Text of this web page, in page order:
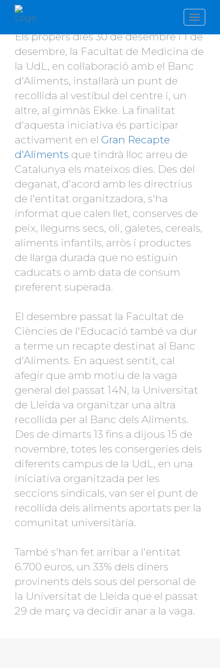
Els propers dies 30 de desembre i 1 de
desembre, la Facultat de Medicina de
la UdL, en col·laboració amb el Banc
d'Aliments, instal·larà un punt de
recollida al vestíbul del centre i, un
altre, al gimnàs Ekke. La finalitat
d'aquesta iniciativa és participar
activament en el Gran Recapte
d'Aliments que tindrà lloc arreu de
Catalunya els mateixos dies. Des del
deganat, d'acord amb les directrius
de l'entitat organitzadora, s'ha
informat que calen llet, conserves de
peix, llegums secs, oli, galetes, cereals,
aliments infantils, arròs i productes
de llarga durada que no estiguin
caducats o amb data de consum
preferent superada.
El desembre passat la Facultat de
Ciències de l'Educació també va dur
a terme un recapte destinat al Banc
d'Aliments. En aquest sentit, cal
afegir que amb motiu de la vaga
general del passat 14N, la Universitat
de Lleida va organitzar una altra
recollida per al Banc dels Aliments.
Des de dimarts 13 fins a dijous 15 de
novembre, totes les consergeries dels
diferents campus de la UdL, en una
iniciativa organitzada per les
seccions sindicals, van ser el punt de
recollida dels aliments aportats per la
comunitat universitària.
També s'han fet arribar a l'entitat
6.700 euros, un 33% dels diners
provinents dels sous del personal de
la Universitat de Lleida que el passat
29 de març va decidir anar a la vaga.